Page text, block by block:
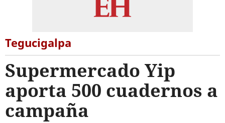
Tegucigalpa
Supermercado Yip
aporta 500 cuadernos a
campaña